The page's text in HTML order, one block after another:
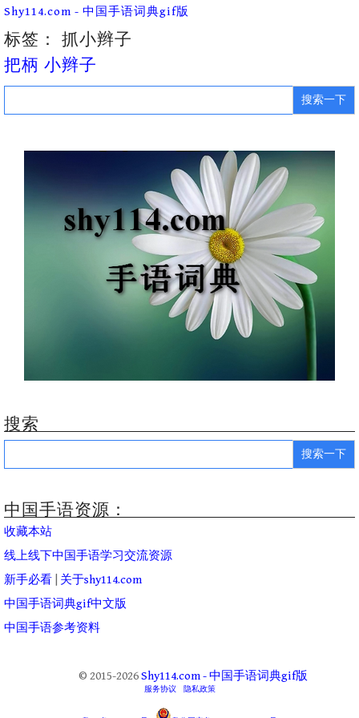
Skip
content
Shy114.com - 中国手语词典gif版
标签： 抓小辫子
把柄 小辫子
Search
搜索
Search
中国手语资源：
收藏本站
线上线下中国手语学习交流资源
新手必看
关于shy114.com
中国手语词典gif中文版
中国手语参考资料
© 2015-2026Shy114.com - 中国手语词典gif版
服务协议 隐私政策